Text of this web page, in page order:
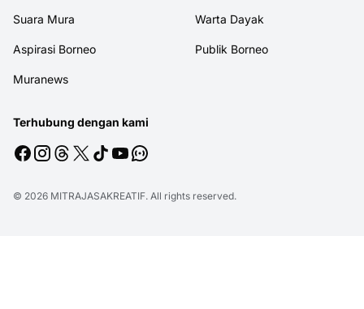
Suara Mura Warta Dayak
Aspirasi Borneo Publik Borneo
Muranews
Terhubung dengan kami
© 2026 MITRAJASAKREATIF. All rights reserved.